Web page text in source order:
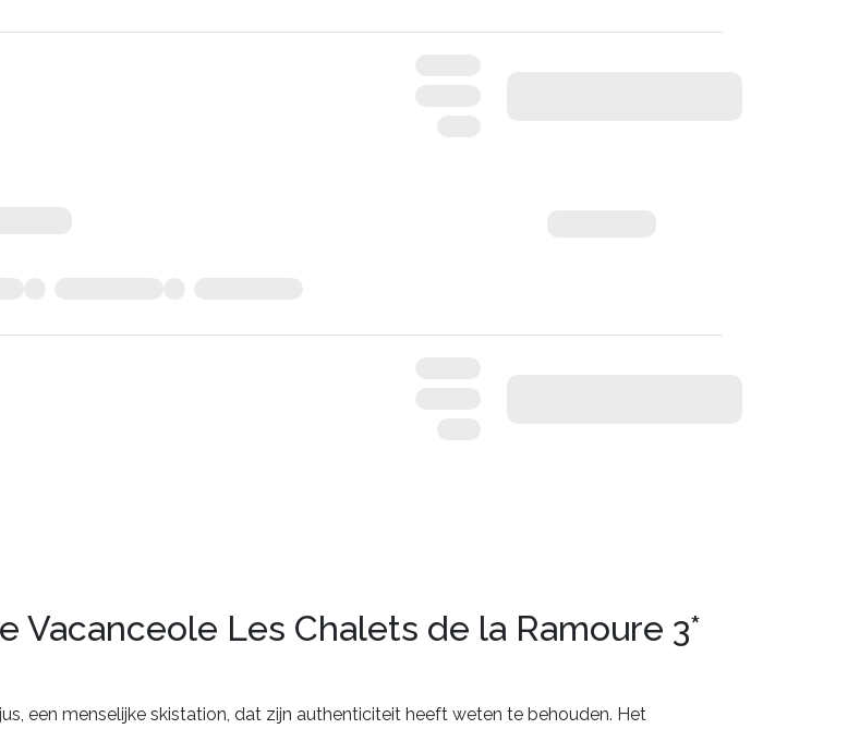
Vacanceole Les Chalets de la Ramoure 3*
een menselijke skistation, dat zijn authenticiteit heeft weten te behouden. Het